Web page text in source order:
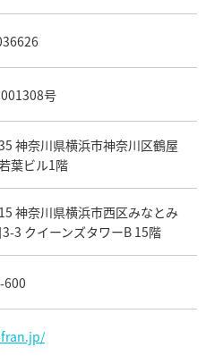
取
号
神奈川県横浜市神奈川区鶴屋
葉ビル1階
神奈川県横浜市西区みなとみ
3 クイーンズタワーB 15階
600